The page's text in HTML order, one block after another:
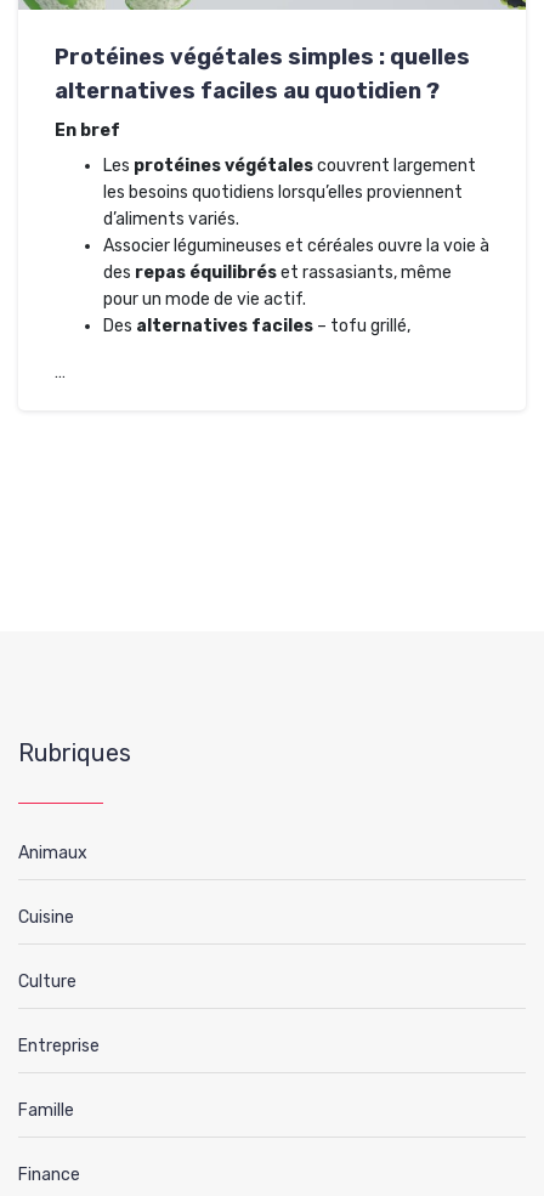
Protéines végétales simples : quelles
alternatives faciles au quotidien ?
En bref
Les protéines végétalescouvrent largement
les besoins quotidiens lorsqu’elles proviennent
d’aliments variés.
Associer légumineuses et céréales ouvre la voie à
des repas équilibréset rassasiants, même
pour un mode de vie actif.
Des alternatives faciles – tofu grillé,
…
Rubriques
Animaux
Cuisine
Culture
Entreprise
Famille
Finance